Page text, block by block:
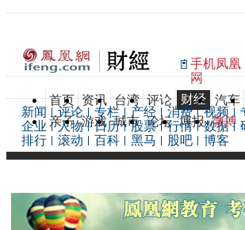
手机凤凰
网
首页 资讯 台湾 评论 财经 汽车
亲子 游戏 城市 论坛 博报 微博
新闻 评论 专栏 产经 消费 视频
企业
人物 日历 股票 行情 数据
排行
滚动 百科 黑马 股吧 博客